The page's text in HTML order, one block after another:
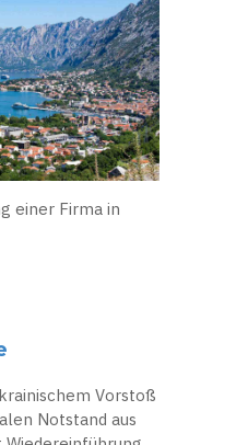
einer Firma in
Vorstoß
Notstand aus